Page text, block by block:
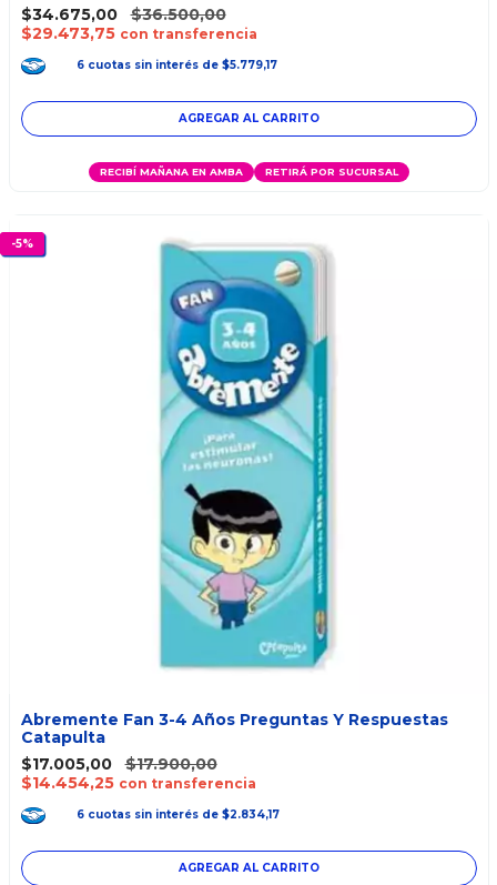
$34.675,00
$36.500,00
$29.473,75 con transferencia
6 cuotas sin interés de $5.779,17
RECIBÍ MAÑANA EN AMBA RETIRÁ POR SUCURSAL
-5%
Abremente Fan 3-4 Años Preguntas Y Respuestas
Catapulta
$17.005,00
$17.900,00
$14.454,25 con transferencia
6 cuotas sin interés de $2.834,17